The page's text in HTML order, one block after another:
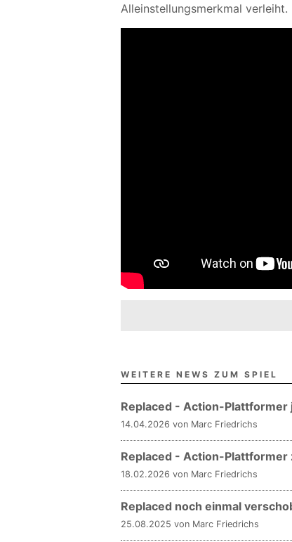
Alleinstellungsmerkmal verleiht.
WEITERE NEWS ZUM SPIEL
Replaced - Action-Plattformer
14.04.2026 von Marc Friedrichs
Replaced - Action-
18.02.2026 von Marc Friedrichs
Replaced noch einmal
25.08.2025 von Marc Friedrichs